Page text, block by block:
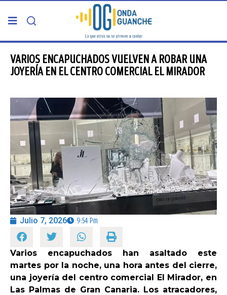
PORTADA
GRAN CANARIA
CANARIAS
5ª COLUMNA
CARTAS DEL DIRECTOR
ENTREVISTAS
OPINIÓN
PROGRAMAS
VARIOS ENCAPUCHADOS VUELVEN A ROBAR UNA
JOYERÍA EN EL CENTRO COMERCIAL EL MIRADOR
Julio 7, 2026 9:54 Pm
Varios encapuchados han asaltado este
martes por la noche, una hora antes del cierre,
una joyería del centro comercial El Mirador, en
Las Palmas de Gran Canaria. Los atracadores,